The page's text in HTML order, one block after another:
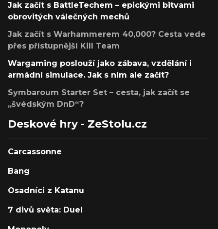
Jak začít s BattleTechem – epickými bitvami
obrovitých válečných mechů
Jak začít s Warhammerem 40,000? Cesta vede
přes přístupnější Kill Team
Wargaming poslouží jako zábava, vzdělání i
armádní simulace. Jak s ním ale začít?
Symbaroum Starter Set – cesta, jak začít se
„švédským DnD“?
Deskové hry - ZeStolu.cz
Carcassonne
Bang
Osadníci z Katanu
7 divů světa: Duel